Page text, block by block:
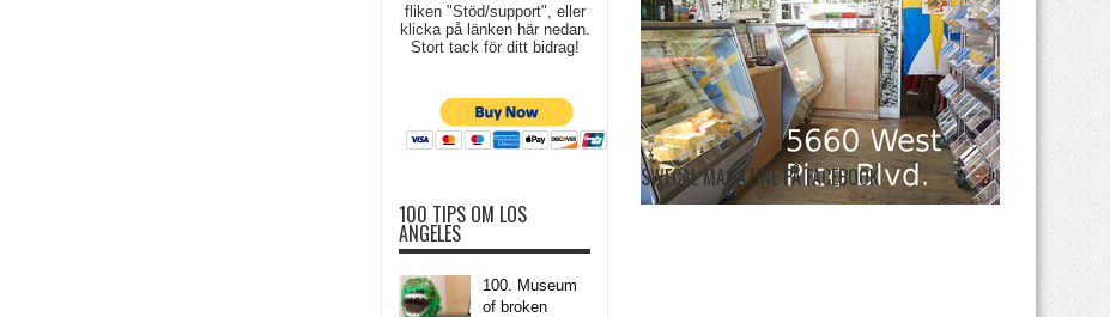
fliken "Stöd/support", eller
klicka på länken här nedan.
Stort tack för ditt bidrag!
100 TIPS OM LOS
ANGELES
100. Museum
of broken
SWECAL MAGAZINE PÅ FACEBOOK